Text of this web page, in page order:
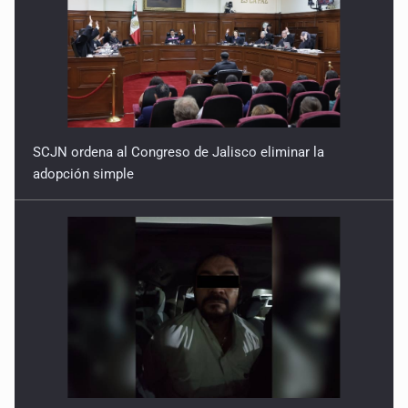
SCJN ordena al Congreso de Jalisco eliminar la
adopción simple